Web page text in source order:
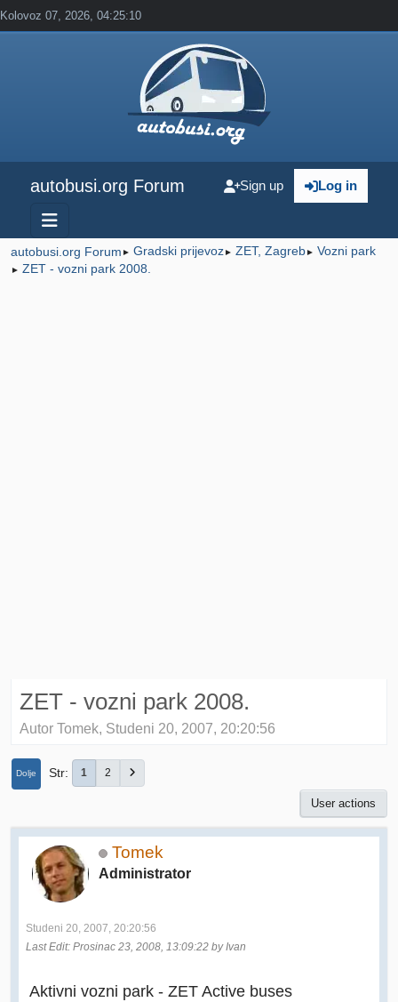
Kolovoz 07, 2026, 04:25:10
autobusi.org Forum Log in
Sign up
autobusi.org Forum ► Gradski prijevoz► ZET, Zagreb► Vozni park
► ZET - vozni park 2008.
ZET - vozni park 2008.
Autor Tomek, Studeni 20, 2007, 20:20:56
Dolje Str 1 2
User actions
Tomek
Administrator
Studeni 20, 2007, 20:20:56
Last Edit: Prosinac 23, 2008, 13:09:22 by Ivan
Aktivni vozni park - ZET Active buses